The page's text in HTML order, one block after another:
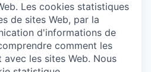
Les cookies statistiques
de sites Web, par la
d'informations de
comment les
les sites Web. Nous